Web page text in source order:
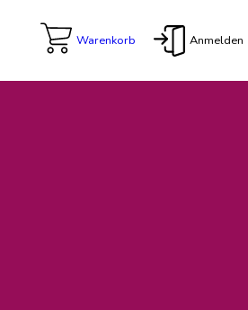
Warenkorb Anmelden
Prokuristen Kerstin Walter und Kai
auf die Weiterentwicklung
Umfang fort.